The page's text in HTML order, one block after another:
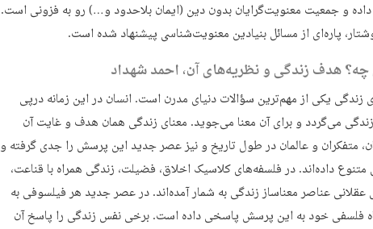
و جمعیت معنویت‌گرایان بدون دین (ایمان بلاحدود و…) رو به فزونی است.
پاره‌ای از مسائل بنیادین معنویت‌شناسی پیشنهاد شده است.
چه؟ هدف زندگی و نظریه‌های آن، احمد شهداد
زندگی یکی از مهم‌ترین سؤالات دنیای مدرن است. انسان در این زمانه درپی
می‌گردد و برای آن معنا می‌جوید. معنای زندگی همان هدف و غایت آن
متفکران و عالمان در طول تاریخ و نیز عصر جدید این پرسش را جدی گرفته‌ و
داده‌اند. در فلسفه‌های کلاسیک اخلاق، فضیلت، زندگی همراه با قناعت،
عقلانی عناصر معناساز زندگی به شمار آمده‌اند. در عصر جدید هر فیلسوفی به
فلسفی خود به این پرسش پاسخی داده است. برخی نفس زندگی را پاسخ آن